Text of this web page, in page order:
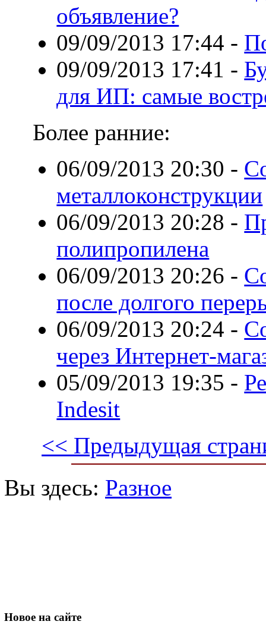
объявление?
09/09/2013 17:44 -
09/09/2013 17:41 -
для ИП: самые
Более ранние:
06/09/2013 20:30 -
металлоконструкции
06/09/2013 20:28 -
полипропилена
06/09/2013 20:26 -
после долгого
06/09/2013 20:24 -
через Интернет-
05/09/2013 19:35 -
Indesit
<< Предыдущая
Вы здесь: Разное
Новое на сайте